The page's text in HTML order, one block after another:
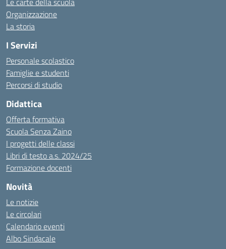
Organizzazione
La storia
I Servizi
Personale scolastico
Famiglie e studenti
Percorsi di studio
Didattica
Offerta formativa
Scuola Senza Zaino
I progetti delle classi
Libri di testo a.s. 2024/25
Formazione docenti
Novità
Le notizie
Le circolari
Calendario eventi
Albo Sindacale